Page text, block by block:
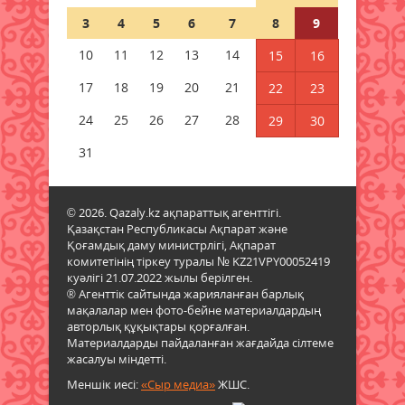
+43 градусқа дейін ысиды: 9
тамызда ауа райы қандай
Грант қалай бөлінеді:
министрлік талапкерлердің жиі
қоятын сұрақтарына жауап берді
9 тамызда бірнеше өңірде
дауылды ескерту жарияланды
08 тамыз 2026 ж. 72
Қосымша қолдау жүйесі бар:
Грантқа ілінбегендер не істейді?
08 тамыз 2026 ж. 80
Елімізде Абай күндері басталды
3
4 5 6 7 8
9
10
11 12 13 14 15
16
17
18 19 20 21 22
23
24
25 26 27 28 29
30
31
© 2026. Qazaly.kz ақпараттық агенттігі.
Қазақстан Республикасы Ақпарат және
Қоғамдық даму министрлігі, Ақпарат
комитетінің тіркеу туралы № KZ21VPY00052419
куәлігі 21.07.2022 жылы берілген.
® Агенттік сайтында жарияланған барлық
мақалалар мен фото-бейне материалдардың
авторлық құқықтары қорғалған.
Материалдарды пайдаланған жағдайда сілтеме
жасалуы міндетті.
Меншік иесі:«Сыр медиа»ЖШС.